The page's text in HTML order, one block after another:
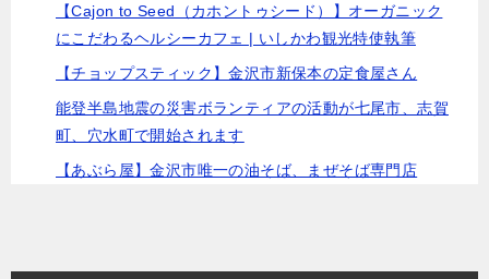
【Cajon to Seed（カホントゥシード）】オーガニック
にこだわるヘルシーカフェ | いしかわ観光特使執筆
【チョップスティック】金沢市新保本の定食屋さん
能登半島地震の災害ボランティアの活動が七尾市、志賀
町、穴水町で開始されます
【あぶら屋】金沢市唯一の油そば、まぜそば専門店